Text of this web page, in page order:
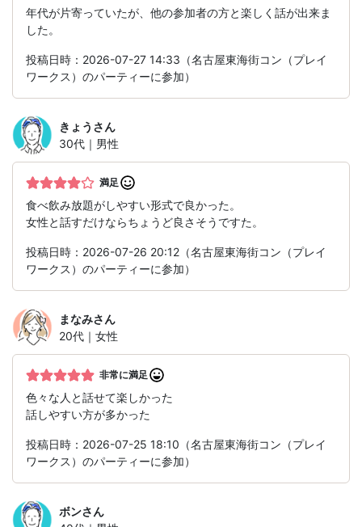
年代が片寄っていたが、他の参加者の方と楽しく話が出来ま
した。
投稿日時：2026-07-27 14:33（名古屋東海街コン（プレイ
ワークス）のパーティーに参加）
きょう さん
30代｜男性
満足
食べ飲み放題がしやすい形式で良かった。
女性と話すだけならちょうど良さそうですた。
投稿日時：2026-07-26 20:12（名古屋東海街コン（プレイ
ワークス）のパーティーに参加）
まなみさん
20代｜女性
非常に満足
色々な人と話せて楽しかった
話しやすい方が多かった
投稿日時：2026-07-25 18:10（名古屋東海街コン（プレイ
ワークス）のパーティーに参加）
ボンさん